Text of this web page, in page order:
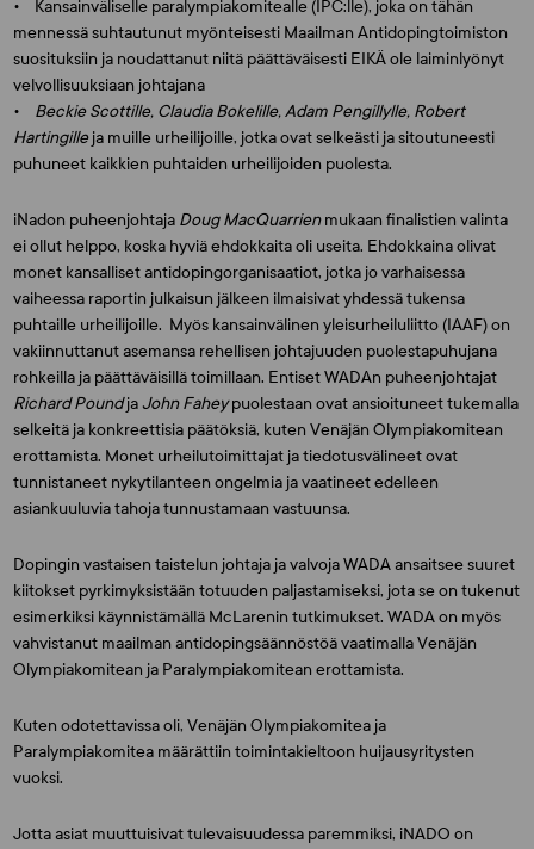
• Kansainväliselle paralympiakomitealle (IPC:lle), joka on tähän
mennessä suhtautunut myönteisesti Maailman Antidopingtoimiston
suosituksiin ja noudattanut niitä päättäväisesti EIKÄ ole laiminlyönyt
velvollisuuksiaan johtajana
•
Beckie Scottille, Claudia Bokelille, Adam Pengillylle, Robert
Hartingilleja muille urheilijoille, jotka ovat selkeästi ja sitoutuneesti
puhuneet kaikkien puhtaiden urheilijoiden puolesta.
iNadon puheenjohtaja Doug MacQuarrienmukaan finalistien valinta
ei ollut helppo, koska hyviä ehdokkaita oli useita. Ehdokkaina olivat
monet kansalliset antidopingorganisaatiot, jotka jo varhaisessa
vaiheessa raportin julkaisun jälkeen ilmaisivat yhdessä tukensa
puhtaille urheilijoille. Myös kansainvälinen yleisurheiluliitto (IAAF) on
vakiinnuttanut asemansa rehellisen johtajuuden puolestapuhujana
rohkeilla ja päättäväisillä toimillaan. Entiset WADAn puheenjohtajat
Richard Poundja John Faheypuolestaan ovat ansioituneet tukemalla
selkeitä ja konkreettisia päätöksiä, kuten Venäjän Olympiakomitean
erottamista. Monet urheilutoimittajat ja tiedotusvälineet ovat
tunnistaneet nykytilanteen ongelmia ja vaatineet edelleen
asiankuuluvia tahoja tunnustamaan vastuunsa.
Dopingin vastaisen taistelun johtaja ja valvoja WADA ansaitsee suuret
kiitokset pyrkimyksistään totuuden paljastamiseksi, jota se on tukenut
esimerkiksi käynnistämällä McLarenin tutkimukset. WADA on myös
vahvistanut maailman antidopingsäännöstöä vaatimalla Venäjän
Olympiakomitean ja Paralympiakomitean erottamista.
Kuten odotettavissa oli, Venäjän Olympiakomitea ja
Paralympiakomitea määrättiin toimintakieltoon huijausyritysten
vuoksi.
Jotta asiat muuttuisivat tulevaisuudessa paremmiksi, iNADO on